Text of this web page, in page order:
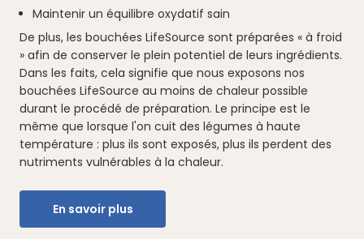
Maintenir un équilibre oxydatif sain
De plus, les bouchées LifeSource sont préparées « à froid
» afin de conserver le plein potentiel de leurs ingrédients.
Dans les faits, cela signifie que nous exposons nos
bouchées LifeSource au moins de chaleur possible
durant le procédé de préparation. Le principe est le
même que lorsque l'on cuit des légumes à haute
température : plus ils sont exposés, plus ils perdent des
nutriments vulnérables à la chaleur.
En savoir plus